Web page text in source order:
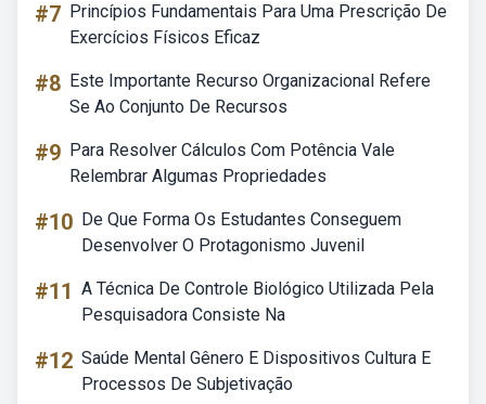
#7 Princípios Fundamentais Para Uma Prescrição De
Exercícios Físicos Eficaz
#8 Este Importante Recurso Organizacional Refere
Se Ao Conjunto De Recursos
#9 Para Resolver Cálculos Com Potência Vale
Relembrar Algumas Propriedades
#10 De Que Forma Os Estudantes Conseguem
Desenvolver O Protagonismo Juvenil
#11 A Técnica De Controle Biológico Utilizada Pela
Pesquisadora Consiste Na
#12 Saúde Mental Gênero E Dispositivos Cultura E
Processos De Subjetivação